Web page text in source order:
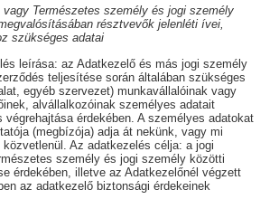
Természetes személy és jogi személy
résztvevők jelenléti ívei,
szükséges adatai
leírása: az Adatkezelő és más jogi személy
teljesítése során általában szükséges
egyéb szervezet) munkavállalóinak vagy
alvállalkozóinak személyes adatait
végrehajtása érdekében. A személyes adatokat
(megbízója) adja át nekünk, vagy mi
Az adatkezelés célja: a jogi
személy és jogi személy közötti
érdekében, illetve az Adatkezelőnél végzett
az adatkezelő biztonsági érdekeinek